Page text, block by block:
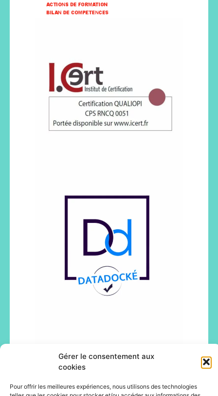
Gérer le consentement aux
cookies
Pour offrir les meilleures expériences, nous utilisons des technologies